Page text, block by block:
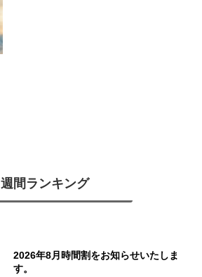
週間ランキング
2026年8月時間割をお知らせいたしま
す。